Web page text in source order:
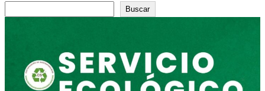
Buscar